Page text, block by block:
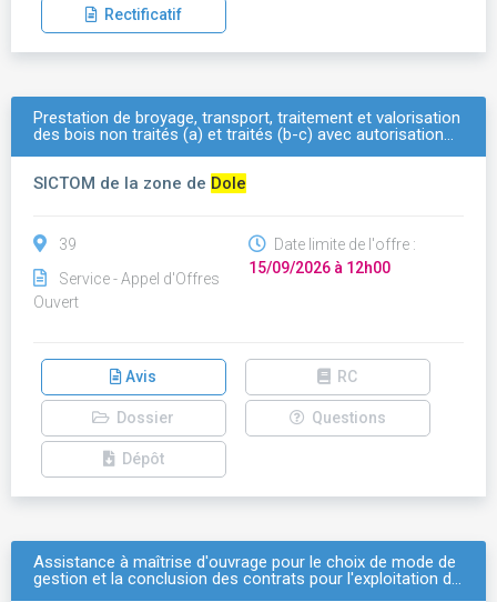
Rectificatif
Prestation de broyage, transport, traitement et valorisation
des bois non traités (a) et traités (b-c) avec autorisation…
SICTOM de la zone de Dole
39
Service - Appel d'Offres
Ouvert
Date limite de l'offre :
15/09/2026 à 12h00
Avis RC
Dossier Questions
Dépôt
Assistance à maîtrise d'ouvrage pour le choix de mode de
gestion et la conclusion des contrats pour l'exploitation d…